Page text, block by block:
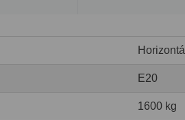
E20
1600 kg